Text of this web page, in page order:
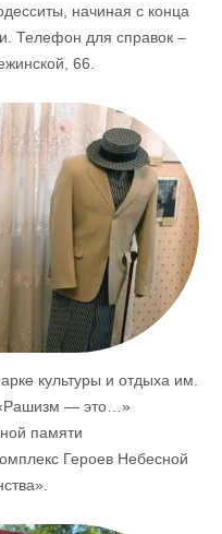
начиная с конца
Телефон для справок –
66.
культуры и отдыха им.
«Рашизм — это…»
памяти
Героев Небесной